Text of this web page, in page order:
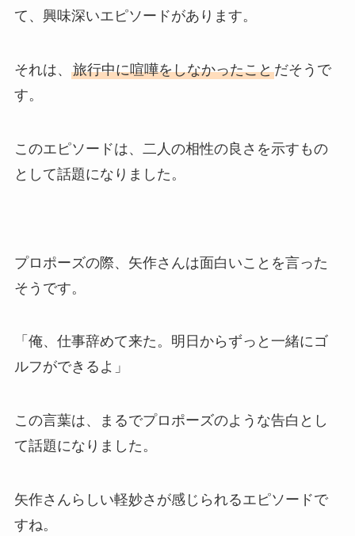
て、興味深いエピソードがあります。
それは、 旅行中に喧嘩をしなかったことだそうで
す。
このエピソードは、二人の相性の良さを示すもの
として話題になりました。
プロポーズの際、矢作さんは面白いことを言った
そうです。
「俺、仕事辞めて来た。明日からずっと一緒にゴ
ルフができるよ」
この言葉は、まるでプロポーズのような告白とし
て話題になりました。
矢作さんらしい軽妙さが感じられるエピソードで
すね。